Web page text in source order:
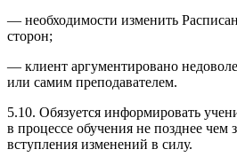
— необходимости изменить
сторон;
— клиент аргументировано
или самим преподавателем.
5.10. Обязуется информировать
в процессе обучения не позднее чем
вступления изменений в силу.